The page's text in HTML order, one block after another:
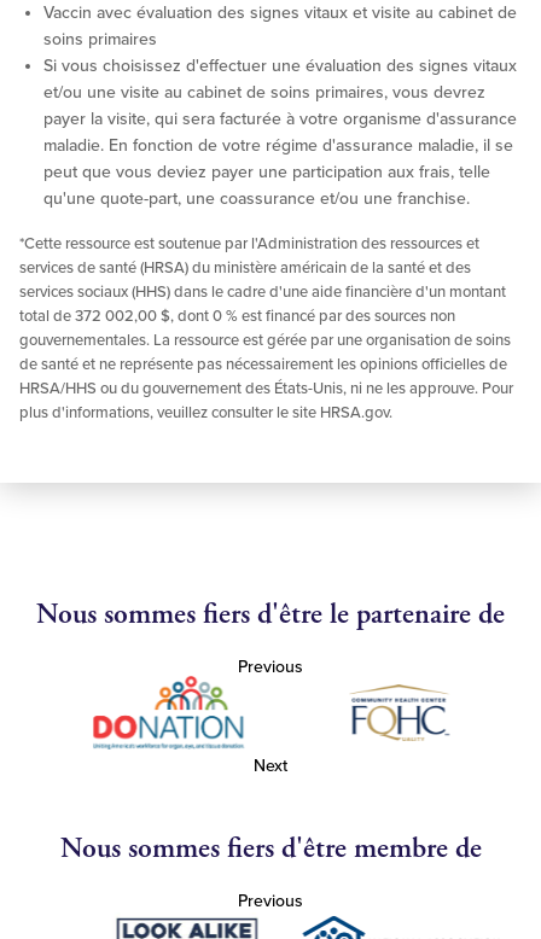
Vaccin avec évaluation des signes vitaux et visite au cabinet de
soins primaires
Si vous choisissez d'effectuer une évaluation des signes vitaux
et/ou une visite au cabinet de soins primaires, vous devrez
payer la visite, qui sera facturée à votre organisme d'assurance
maladie. En fonction de votre régime d'assurance maladie, il se
peut que vous deviez payer une participation aux frais, telle
qu'une quote-part, une coassurance et/ou une franchise.
*Cette ressource est soutenue par l'Administration des ressources et
services de santé (HRSA) du ministère américain de la santé et des
services sociaux (HHS) dans le cadre d'une aide financière d'un montant
total de 372 002,00 $, dont 0 % est financé par des sources non
gouvernementales. La ressource est gérée par une organisation de soins
de santé et ne représente pas nécessairement les opinions officielles de
HRSA/HHS ou du gouvernement des États-Unis, ni ne les approuve. Pour
plus d'informations, veuillez consulter le site HRSA.gov.
Nous sommes fiers d'être le partenaire de
Previous
Next
Nous sommes fiers d'être membre de
Previous